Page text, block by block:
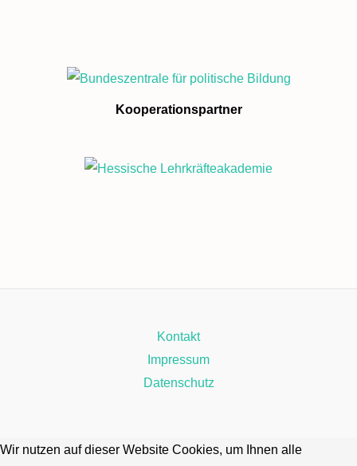
Kooperationspartner
Kontakt
Impressum
Datenschutz
Wir nutzen auf dieser Website Cookies, um Ihnen alle